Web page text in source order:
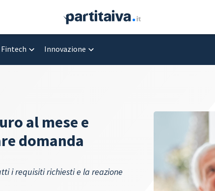
Fintech Innovazione
al mese e
domanda
i requisiti richiesti e la reazione